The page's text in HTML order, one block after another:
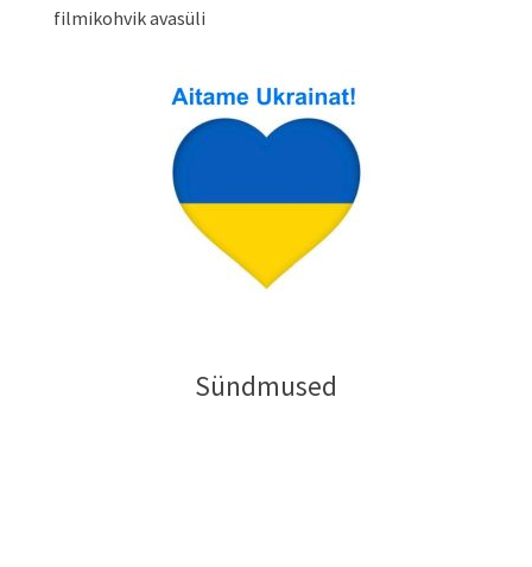
filmikohvik avasüli
Sündmused